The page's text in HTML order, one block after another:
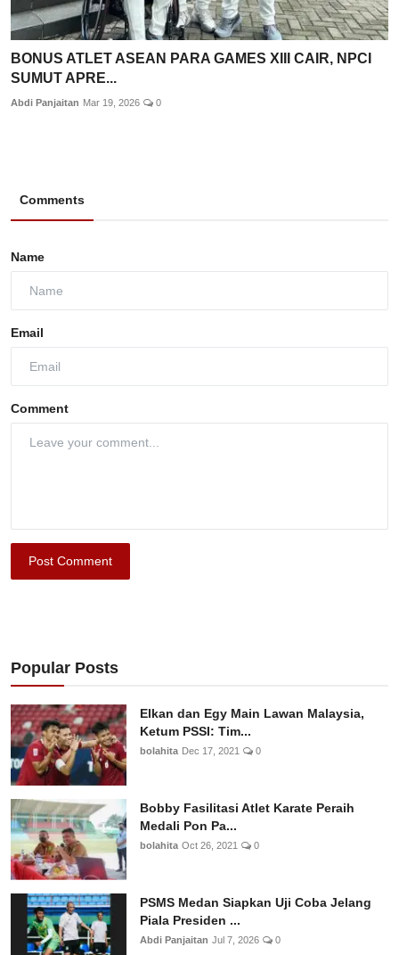
BONUS ATLET ASEAN PARA GAMES XIII CAIR, NPCI
SUMUT APRE...
Abdi Panjaitan Mar 19, 2026 0
Comments
Name
Email
Comment
Post Comment
Popular Posts
Elkan dan Egy Main Lawan Malaysia,
Ketum PSSI: Tim...
bolahita Dec 17, 2021 0
Bobby Fasilitasi Atlet Karate Peraih
Medali Pon Pa...
bolahita Oct 26, 2021 0
PSMS Medan Siapkan Uji Coba Jelang
Piala Presiden ...
Abdi Panjaitan Jul 7, 2026 0